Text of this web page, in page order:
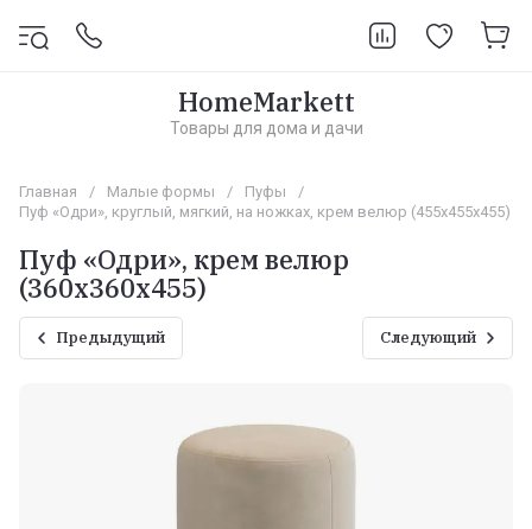
HomeMarkett
Товары для дома и дачи
Главная / Малые формы / Пуфы
/
Пуф «Одри», круглый, мягкий, на ножках, крем велюр (455х455х455)
Пуф «Одри», крем велюр
(360х360х455)
Предыдущий Следующий